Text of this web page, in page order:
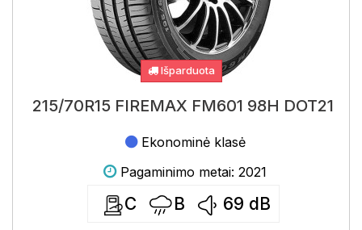
Išparduota
215/70R15 FIREMAX FM601 98H DOT21
Ekonominė klasė
Pagaminimo metai: 2021
C B 69 dB